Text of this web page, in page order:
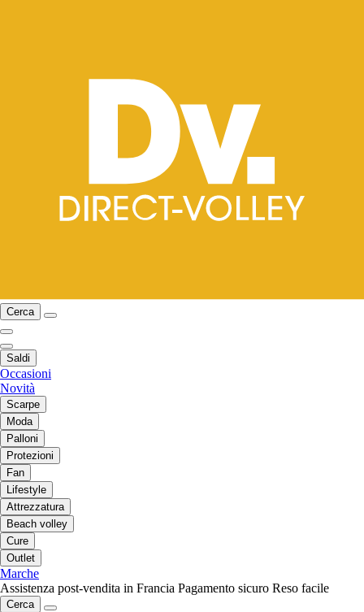
Cerca
Saldi
Occasioni
Novità
Scarpe
Moda
Palloni
Protezioni
Fan
Lifestyle
Attrezzatura
Beach volley
Cure
Outlet
Marche
Assistenza post-vendita in Francia Pagamento sicuro Reso facile
Cerca